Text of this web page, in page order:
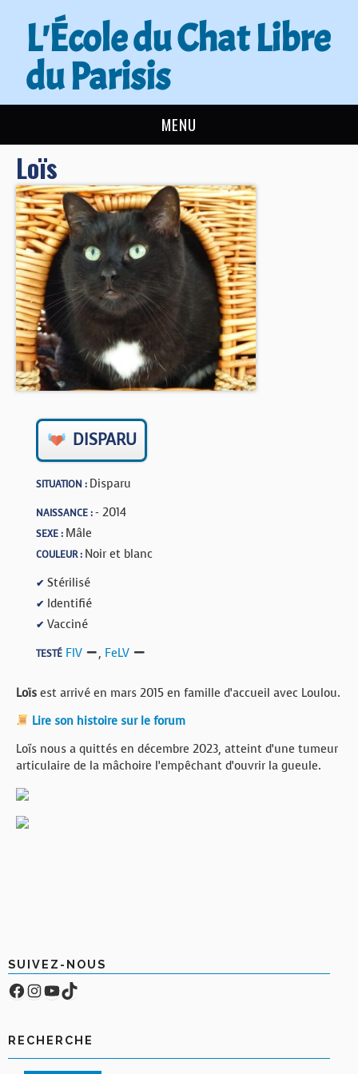
L'École du Chat Libre
du Parisis
MENU
L’ÉCOLE DU CHAT
ACTUALITÉS
ADOPTER
NOUS AIDER
CONTACT
BOUTIQUE
Loïs
DISPARU
SITUATION : Disparu
NAISSANCE :- 2014
SEXE : Mâle
COULEUR : Noir et blanc
✔ Stérilisé
✔ Identifié
✔ Vacciné
TESTÉ FIV , FeLV
Loïs est arrivé en mars 2015 en famille d’accueil avec Loulou.
Lire son histoire sur le forum
Loïs nous a quittés en décembre 2023, atteint d’une tumeur
articulaire de la mâchoire l’empêchant d’ouvrir la gueule.
SUIVEZ-NOUS
Facebook
Compte Instagram
YouTube
TikTok
RECHERCHE